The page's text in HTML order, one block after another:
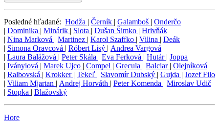
Posledné hľadané: Hodža | Černík | Galamboš | Onderčo
| Dominika | Minárik | Slota | Dušan Šimko | Hrivňák
| Nina Marková | Martinez | Karol Szaffko | Vilina | Deák
| Simona Oravcová | Róbert Lisý | Andrea Vargová
| Laura Balážová | Peter Skála | Eva Ferková | Hutár | Joppa
| Iványiová | Marek Ujco | Compel | Grecula | Balciar | Olejníková
| Ralbovská | Krokker | Tekeľ | Slavomír Dubský | Gujda | Jozef Filo
| Viliam Mjartan | Andrej Horváth | Peter Komenda | Miroslav Udič
| Stopka | Blažovský
Hore